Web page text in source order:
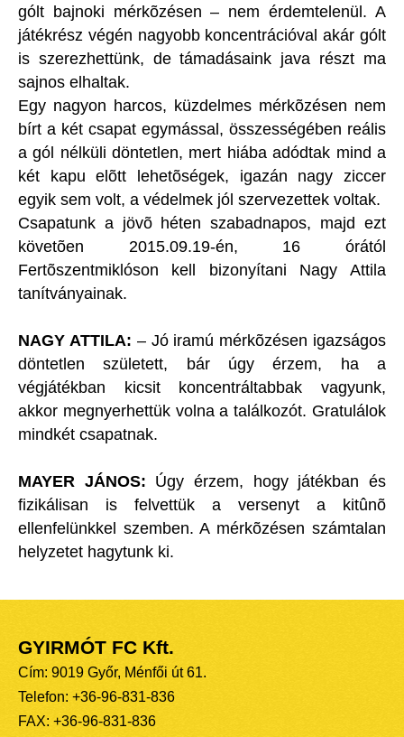
gólt bajnoki mérkõzésen – nem érdemtelenül. A
játékrész végén nagyobb koncentrációval akár gólt
is szerezhettünk, de támadásaink java részt ma
sajnos elhaltak.
Egy nagyon harcos, küzdelmes mérkõzésen nem
bírt a két csapat egymással, összességében reális
a gól nélküli döntetlen, mert hiába adódtak mind a
két kapu elõtt lehetõségek, igazán nagy ziccer
egyik sem volt, a védelmek jól szervezettek voltak.
Csapatunk a jövõ héten szabadnapos, majd ezt
követõen 2015.09.19-én, 16 órától
Fertõszentmiklóson kell bizonyítani Nagy Attila
tanítványainak.
NAGY ATTILA: – Jó iramú mérkõzésen igazságos
döntetlen született, bár úgy érzem, ha a
végjátékban kicsit koncentráltabbak vagyunk,
akkor megnyerhettük volna a találkozót. Gratulálok
mindkét csapatnak.
MAYER JÁNOS: Úgy érzem, hogy játékban és
fizikálisan is felvettük a versenyt a kitûnõ
ellenfelünkkel szemben. A mérkõzésen számtalan
helyzetet hagytunk ki.
GYIRMÓT FC Kft.
Cím: 9019 Győr, Ménfői út 61.
Telefon: +36-96-831-836
FAX: +36-96-831-836